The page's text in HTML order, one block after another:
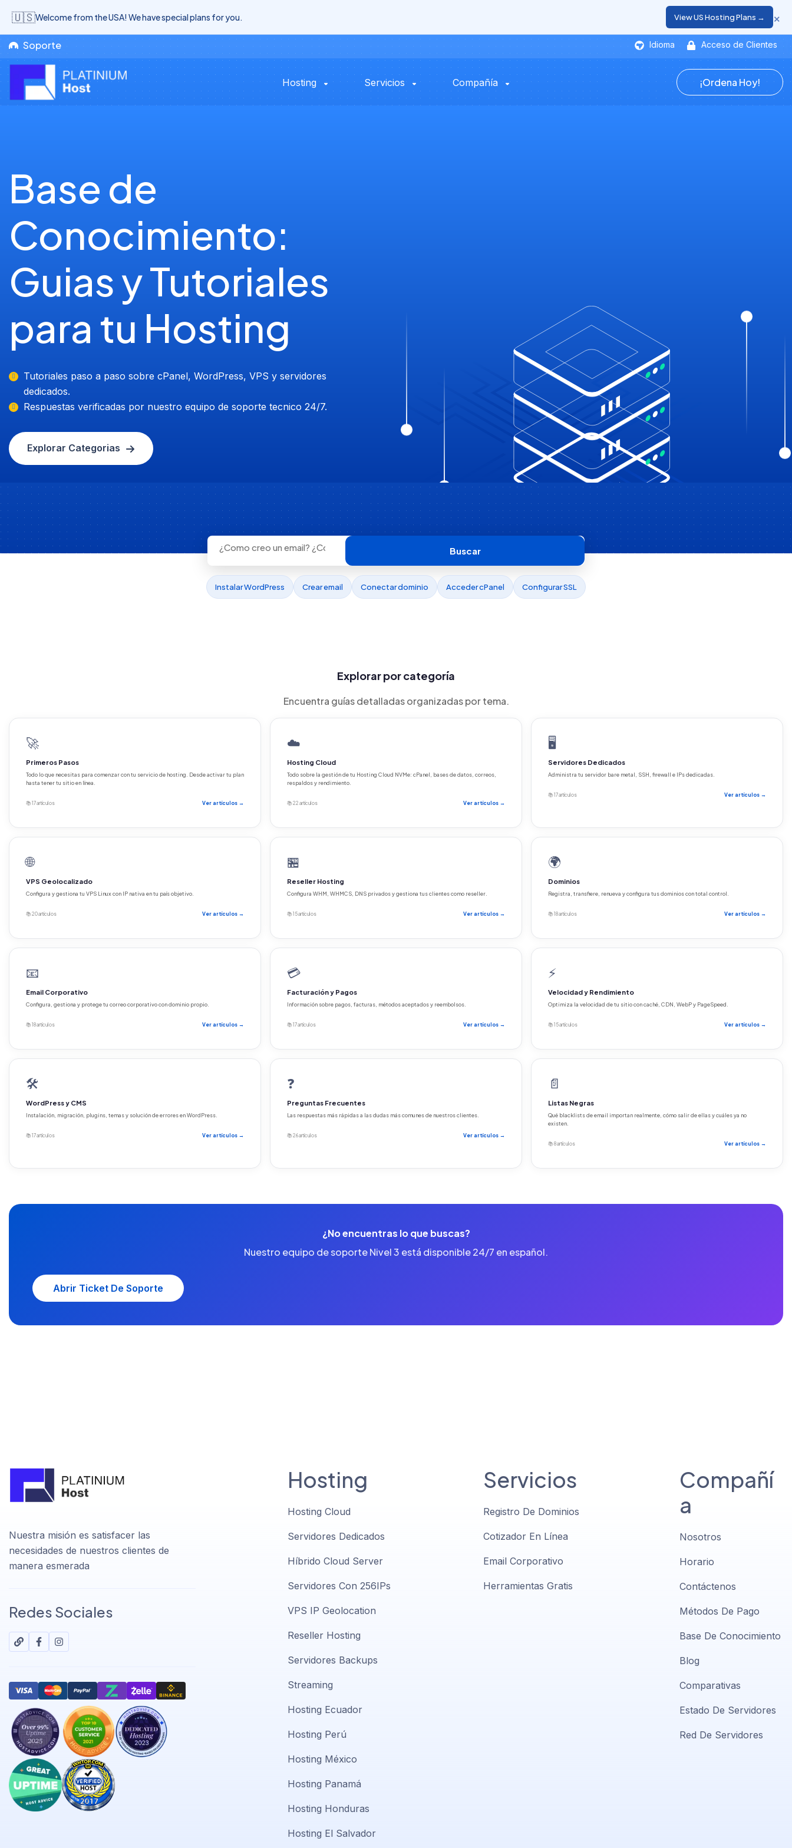
Soporte Idioma Acceso de Clientes
Hosting Servicios Compañía ¡Ordena Hoy!
🇺🇸Welcome from the USA! We have special plans for you. View US Hosting Plans → ×
Base de
Conocimiento:
Guias y Tutoriales
para tu Hosting
Tutoriales paso a paso sobre cPanel, WordPress, VPS y servidores
dedicados.
Respuestas verificadas por nuestro equipo de soporte tecnico 24/7.
Explorar Categorias
Buscar
Instalar WordPress Crear email Conectar dominio Acceder cPanel Configurar SSL
Explorar por categoría
Encuentra guías detalladas organizadas por tema.
🚀
Primeros Pasos
Todo lo que necesitas para comenzar con tu servicio de hosting. Desde activar tu plan
hasta tener tu sitio en línea.
📚 17 artículos Ver artículos →
☁️
Hosting Cloud
Todo sobre la gestión de tu Hosting Cloud NVMe: cPanel, bases de datos, correos,
respaldos y rendimiento.
📚 22 artículos Ver artículos →
🖥️
Servidores Dedicados
Administra tu servidor bare metal, SSH, firewall e IPs dedicadas.
📚 17 artículos Ver artículos →
🌐
VPS Geolocalizado
Configura y gestiona tu VPS Linux con IP nativa en tu país objetivo.
📚 20 artículos Ver artículos →
🏪
Reseller Hosting
Configura WHM, WHMCS, DNS privados y gestiona tus clientes como reseller.
📚 15 artículos Ver artículos →
🌍
Dominios
Registra, transfiere, renueva y configura tus dominios con total control.
📚 18 artículos Ver artículos →
📧
Email Corporativo
Configura, gestiona y protege tu correo corporativo con dominio propio.
📚 18 artículos Ver artículos →
💳
Facturación y Pagos
Información sobre pagos, facturas, métodos aceptados y reembolsos.
📚 17 artículos Ver artículos →
⚡
Velocidad y Rendimiento
Optimiza la velocidad de tu sitio con caché, CDN, WebP y PageSpeed.
📚 15 artículos Ver artículos →
🛠️
WordPress y CMS
Instalación, migración, plugins, temas y solución de errores en WordPress.
📚 17 artículos Ver artículos →
❓
Preguntas Frecuentes
Las respuestas más rápidas a las dudas más comunes de nuestros clientes.
📚 26 artículos Ver artículos →
📄
Listas Negras
Qué blacklists de email importan realmente, cómo salir de ellas y cuáles ya no
existen.
📚 8 artículos Ver artículos →
¿No encuentras lo que buscas?
Nuestro equipo de soporte Nivel 3 está disponible 24/7 en español.
Abrir Ticket De Soporte
Nuestra misión es satisfacer las
necesidades de nuestros clientes de
manera esmerada
Redes Sociales
Hosting
Hosting Cloud
Servidores Dedicados
Híbrido Cloud Server
Servidores Con 256IPs
VPS IP Geolocation
Reseller Hosting
Servidores Backups
Streaming
Hosting Ecuador
Hosting Perú
Hosting México
Hosting Panamá
Hosting Honduras
Hosting El Salvador
Servicios
Registro De Dominios
Cotizador En Línea
Email Corporativo
Herramientas Gratis
Compañí
a
Nosotros
Horario
Contáctenos
Métodos De Pago
Base De Conocimiento
Blog
Comparativas
Estado De Servidores
Red De Servidores